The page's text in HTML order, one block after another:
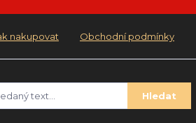
nakupovat Obchodní podmínky
Hledat